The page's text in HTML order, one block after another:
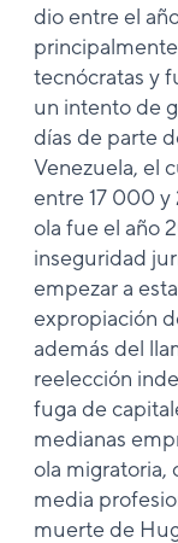
dio entre el
tecnócratas y
un intento de
días de parte
Venezuela, el
entre 17 000 y
ola fue el año
inseguridad
empezar a
expropiación
además del
reelección
fuga de
medianas
ola migratoria,
media
muerte de